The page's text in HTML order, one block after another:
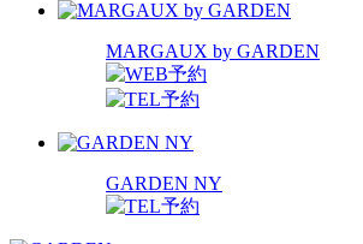
MARGAUX by GARDEN
GARDEN NY